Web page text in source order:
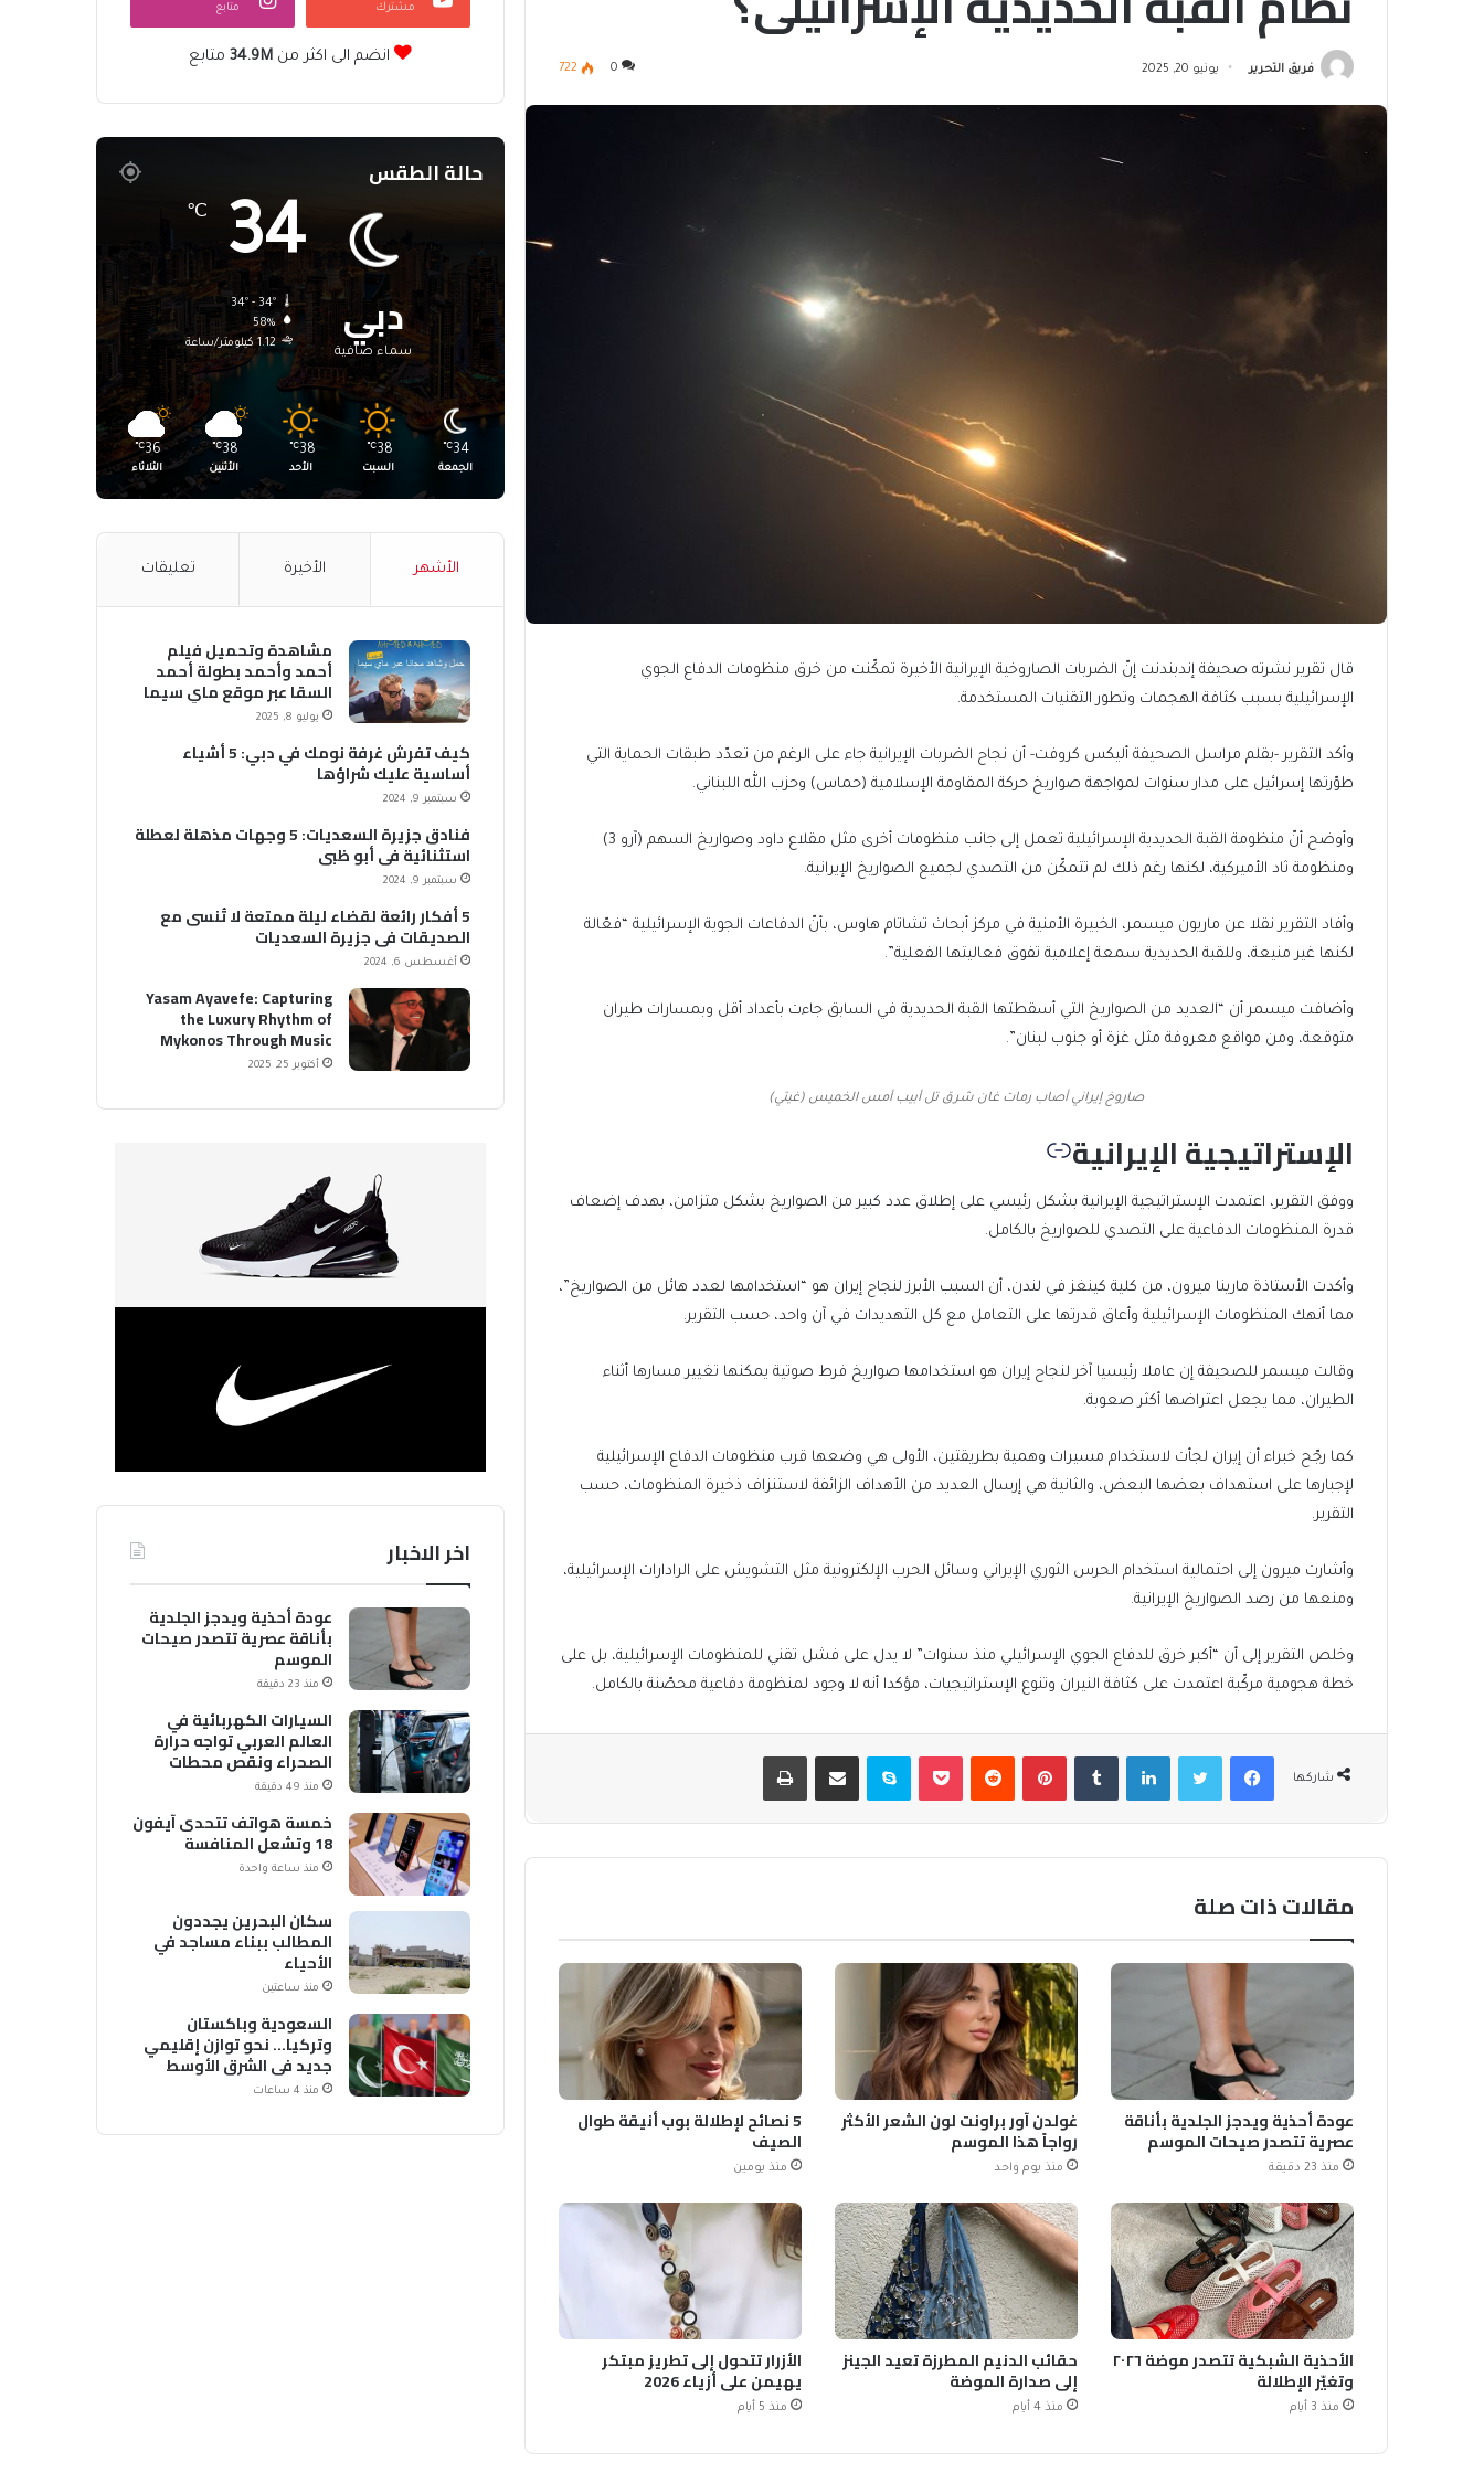
فريق التحرير يونيو 20, 2025 0
722
قال تقرير نشرته صحيفة إندبندنت إنّ الضربات الصاروخية الإيرانية الأخيرة تمكّنت من خرق منظومات الدفاع الجوي
الإسرائيلية بسبب كثافة الهجمات وتطور التقنيات المستخدمة.
وأكد التقرير -بقلم مراسل الصحيفة أليكس كروفت- أن نجاح الضربات الإيرانية جاء على الرغم من تعدّد طبقات الحماية التي
طوّرتها إسرائيل على مدار سنوات لمواجهة صواريخ حركة المقاومة الإسلامية (حماس) وحزب الله اللبناني.
وأوضح أنّ منظومة القبة الحديدية الإسرائيلية تعمل إلى جانب منظومات أخرى مثل مقلاع داود وصواريخ السهم (آرو 3)
ومنظومة ثاد الأميركية، لكنها رغم ذلك لم تتمكّن من التصدي لجميع الصواريخ الإيرانية.
وأفاد التقرير نقلا عن ماريون ميسمر، الخبيرة الأمنية في مركز أبحاث تشاتام هاوس، بأنّ الدفاعات الجوية الإسرائيلية “فعّالة
لكنها غير منيعة، وللقبة الحديدية سمعة إعلامية تفوق فعاليتها الفعلية”.
وأضافت ميسمر أن “العديد من الصواريخ التي أسقطتها القبة الحديدية في السابق جاءت بأعداد أقل وبمسارات طيران
متوقعة، ومن مواقع معروفة مثل غزة أو جنوب لبنان”.
صاروخ إيراني أصاب رمات غان شرق تل أبيب أمس الخميس (غيتي)
الإستراتيجية الإيرانية
ووفق التقرير، اعتمدت الإستراتيجية الإيرانية بشكل رئيسي على إطلاق عدد كبير من الصواريخ بشكل متزامن، بهدف إضعاف
قدرة المنظومات الدفاعية على التصدي للصواريخ بالكامل.
وأكدت الأستاذة مارينا ميرون، من كلية كينغز في لندن، أن السبب الأبرز لنجاح إيران هو “استخدامها لعدد هائل من الصواريخ”،
مما أنهك المنظومات الإسرائيلية وأعاق قدرتها على التعامل مع كل التهديدات في آن واحد، حسب التقرير.
وقالت ميسمر للصحيفة إن عاملا رئيسيا آخر لنجاح إيران هو استخدامها صواريخ فرط صوتية يمكنها تغيير مسارها أثناء
الطيران، مما يجعل اعتراضها أكثر صعوبة.
كما رجّح خبراء أن إيران لجأت لاستخدام مسيرات وهمية بطريقتين، الأولى هي وضعها قرب منظومات الدفاع الإسرائيلية
لإجبارها على استهداف بعضها البعض، والثانية هي إرسال العديد من الأهداف الزائفة لاستنزاف ذخيرة المنظومات، حسب
التقرير.
وأشارت ميرون إلى احتمالية استخدام الحرس الثوري الإيراني وسائل الحرب الإلكترونية مثل التشويش على الرادارات الإسرائيلية،
ومنعها من رصد الصواريخ الإيرانية.
وخلص التقرير إلى أن “أكبر خرق للدفاع الجوي الإسرائيلي منذ سنوات” لا يدل على فشل تقني للمنظومات الإسرائيلية، بل على
خطة هجومية مركّبة اعتمدت على كثافة النيران وتنوع الإستراتيجيات، مؤكدا أنه لا وجود لمنظومة دفاعية محصّنة بالكامل.
شاركها
فيسبوكتويتر لينكدإن بينتيريست بوكيت سكايب مشاركة عبر البريد طباعة
مقالات ذات صلة
عودة أحذية ويدجز الجلدية بأناقة
عصرية تتصدر صيحات الموسم
منذ 23 دقيقة
غولدن آور براونت لون الشعر الأكثر
رواجاً هذا الموسم
منذ يوم واحد
5 نصائح لإطلالة بوب أنيقة طوال
الصيف
منذ يومين
الأحذية الشبكية تتصدر موضة ٢٠٢٦
وتغيّر الإطلالة
منذ 3 أيام
حقائب الدنيم المطرزة تعيد الجينز
إلى صدارة الموضة
منذ 4 أيام
الأزرار تتحول إلى تطريز مبتكر
يهيمن على أزياء 2026
منذ 5 أيام
مشترك متابع
انضم الى اكثر من34.9M متابع
حالة الطقس
دبي
سماء صافية
34
℃
34º - 34º
58%
1.12 كيلومتر/ساعة
34
℃
الجمعة
38
℃
السبت
38
℃
الأحد
38
℃
الأثنين
36
℃
الثلاثاء
الأشهر الأخيرة تعليقات
مشاهدة وتحميل فيلم
أحمد وأحمد بطولة أحمد
السقا عبر موقع ماي سيما
MyCima (وي سيما WeCima)
يوليو 8, 2025
كيف تفرش غرفة نومك في دبي: 5 أشياء
أساسية عليك شراؤها
سبتمبر 9, 2024
فنادق جزيرة السعديات: 5 وجهات مذهلة لعطلة
استثنائية في أبو ظبي
سبتمبر 9, 2024
5 أفكار رائعة لقضاء ليلة ممتعة لا تُنسى مع
الصديقات في جزيرة السعديات
أغسطس 6, 2024
Yasam Ayavefe: Capturing
the Luxury Rhythm of
Mykonos Through Music
أكتوبر 25, 2025
اخر الاخبار
عودة أحذية ويدجز الجلدية
بأناقة عصرية تتصدر صيحات
الموسم
منذ 23 دقيقة
السيارات الكهربائية في
العالم العربي تواجه حرارة
الصحراء ونقص محطات
الشحن
منذ 49 دقيقة
خمسة هواتف تتحدى آيفون
18 وتشعل المنافسة
منذ ساعة واحدة
سكان البحرين يجددون
المطالب ببناء مساجد في
الأحياء
منذ ساعتين
السعودية وباكستان
وتركيا… نحو توازن إقليمي
جديد في الشرق الأوسط
منذ 4 ساعات